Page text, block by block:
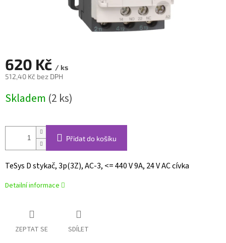
620 Kč / ks
512,40 Kč bez DPH
cena:
Skladem (2 ks)
Přidat do košíku
TeSys D stykač, 3p(3Z), AC-3, <= 440 V 9A, 24 V AC cívka
Detailní informace
ZEPTAT SE SDÍLET